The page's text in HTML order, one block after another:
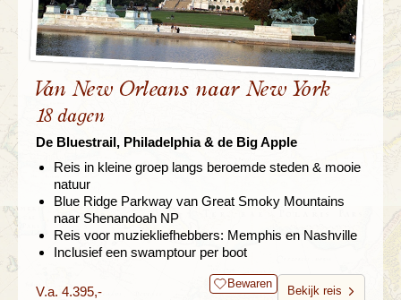
Van New Orleans naar New York
18 dagen
De Bluestrail, Philadelphia & de Big Apple
Reis in kleine groep langs beroemde steden & mooie
natuur
Blue Ridge Parkway van Great Smoky Mountains
naar Shenandoah NP
Reis voor muziekliefhebbers: Memphis en Nashville
Inclusief een swamptour per boot
V.a. 4.395,- Bewaren
Bekijk reis